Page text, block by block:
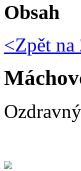
Obsah
<Zpět na